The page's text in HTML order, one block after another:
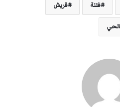
فتنة قريش